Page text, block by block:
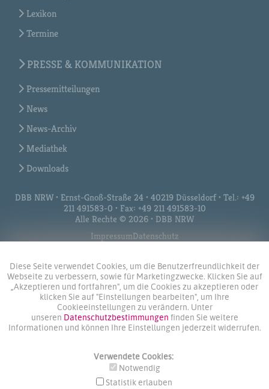
Diese Seite verwendet Cookies, um die Benutzerfreundlichkeit der
Webseite zu verbessern, sowie für Marketingzwecke. Klicken Sie auf
„Akzeptieren und fortfahren", um die Cookies zu akzeptieren oder
klicken Sie auf "Einstellungen bearbeiten", um Ihre
Cookieeinstellungen zu verändern. Unter
unseren Datenschutzbestimmungen finden Sie weitere
Informationen und können Ihre Einstellungen jederzeit widerrufen.
Verwendete Cookies:
Notwendig
Statistik erlauben
Lexikon
Termine
PRESSE & KOMMUNIKATION
Pressemitteilungen
News
News-Archiv
Mediathek
Downloads
DBB NRW • Ernst-Gnoß-Straße 24 • 40219 Düsseldorf • Tel.: +49
211 491583-0 • Fax: +49 211 491583-10
Alle Rechte © 2026 • DBB NRW
ImpressumDatenschutz